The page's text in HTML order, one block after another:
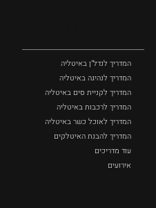
המדריך לנדל"ן באיטליה
המדריך לנהיגה באיטליה
המדריך לקניית סים באיטליה
המדריך לרכבות באיטליה
המדריך לאוכל כשר באיטליה
המדריך להבנת האיטלקים
עוד מדריכים
אירועים